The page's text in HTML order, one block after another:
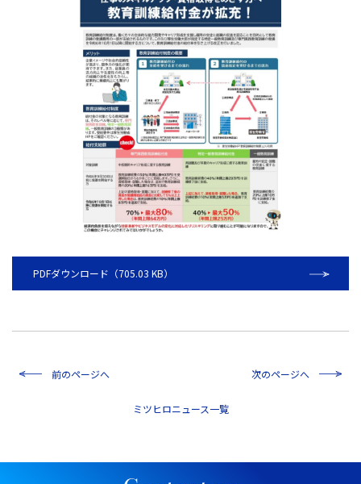
PDFダウンロード（705.03 KB）
前のページへ
一覧
次のページへ